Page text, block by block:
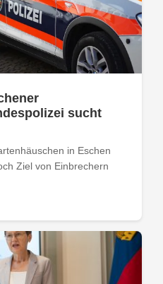
sucht
in Eschen
Ziel von Einbrechern